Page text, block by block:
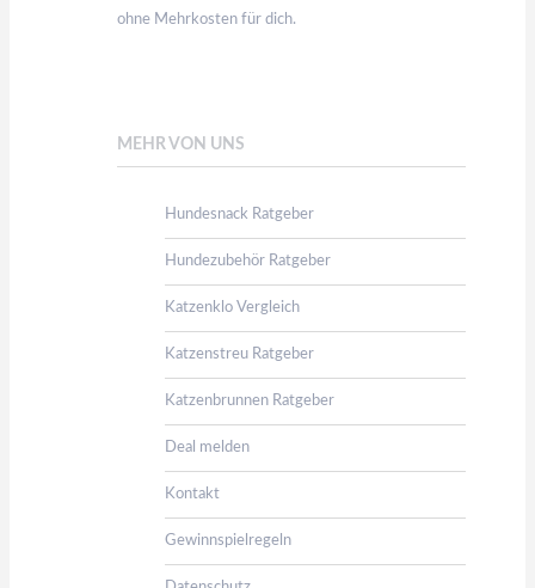
ohne Mehrkosten für dich.
MEHR VON UNS
Hundesnack Ratgeber
Hundezubehör Ratgeber
Katzenklo Vergleich
Katzenstreu Ratgeber
Katzenbrunnen Ratgeber
Deal melden
Kontakt
Gewinnspielregeln